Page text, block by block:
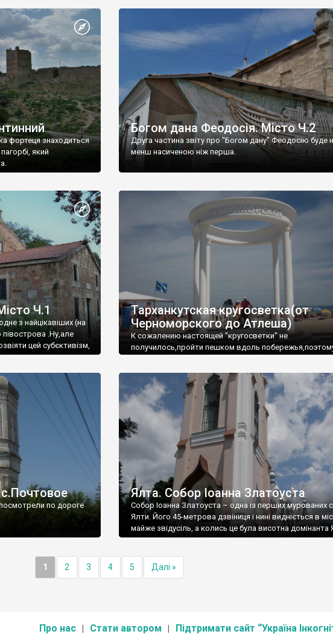
фортеця знаходиться
який
Богом дана Феодосія. Місто Ч.2
Друга частина звіту про "Богом дану" Феодосію буде
менш насиченою ніж перша.
Ч.1
з найцікавіших (на
.Ну,але
цей субєктивізм,
Тарханкутская кругосветка(от
Черноморского до Атлеша)
К сожалению настоящей "кругосветки" не
получилось,пройти пешком вдоль
по дороге
Ялта. Собор Іоанна Златоуста
Собор Іоанна Златоуста – одна із перших мурованих
Ялти. Його 45-метрова дзвіниця і нині видніється в
майже звідусіль, а колись це була висотна домінанта
1 2 3 4 5 Далі »
Про нас Стати автором Підтримати сайт “Україна